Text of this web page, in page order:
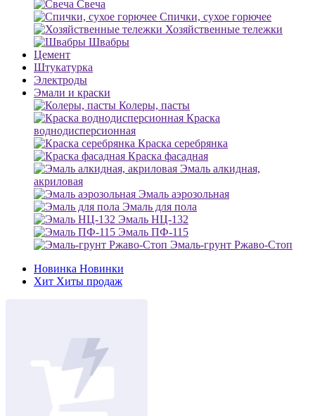
Свеча
Спички, сухое горючее
Хозяйственные тележки
Швабры
Цемент
Штукатурка
Электроды
Эмали и краски
Колеры, пасты
Краска
воднодисперсионная
Краска серебрянка
Краска фасадная
Эмаль алкидная,
акриловая
Эмаль аэрозольная
Эмаль для пола
Эмаль НЦ-132
Эмаль ПФ-115
Эмаль-грунт Ржаво-Стоп
Новинка Новинки
Хит Хиты продаж